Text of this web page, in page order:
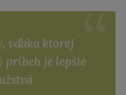
vďaka ktorej
príbeh je lepšie